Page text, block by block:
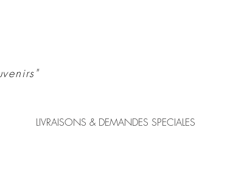
LIVRAISONS & DEMANDES SPECIALES